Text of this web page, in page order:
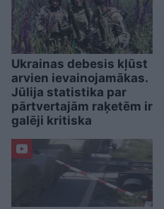
Ukrainas debesis kļūst
arvien ievainojamākas.
Jūlija statistika par
pārtvertajām raķetēm ir
galēji kritiska